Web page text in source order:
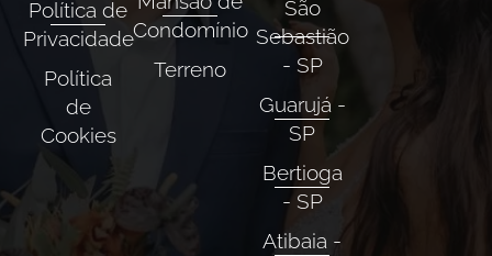
Política de
Privacidade
Política
de
Cookies
Condomínio
Terreno
São
Sebastião
- SP
Guarujá -
SP
Bertioga
- SP
Atibaia -